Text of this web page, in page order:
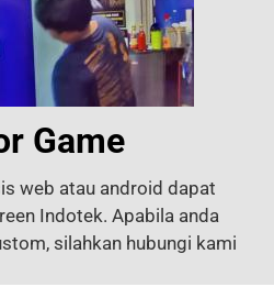
Game
web atau android dapat
Indotek. Apabila anda
silahkan hubungi kami